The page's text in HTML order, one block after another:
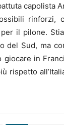
capolista
rinforzi,
il pilone.
del Sud, ma
in
rispetto